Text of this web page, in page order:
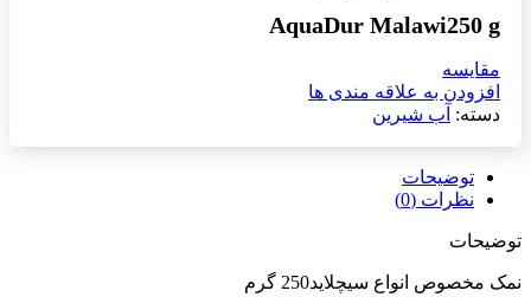
AquaDur Malawi250 g
مقایسه
افزودن به علاقه مندی ها
دسته: آب شیرین
توضیحات
نظرات (0)
توضیحات
نمک مخصوص انواع سیچلاید250 گرم